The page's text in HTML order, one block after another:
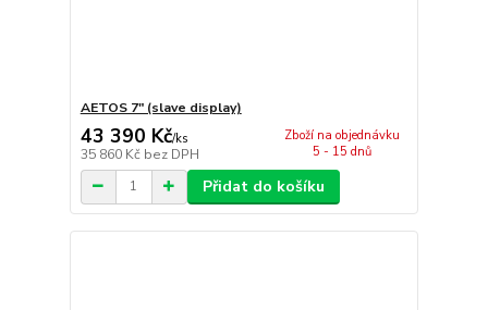
AETOS 7" (slave display)
43 390 Kč/ks
35 860 Kč bez DPH
Zboží na objednávku
5 - 15 dnů
Přidat do košíku